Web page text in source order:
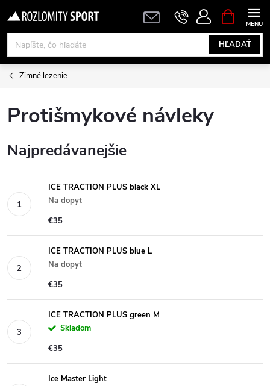
na
obsah
HĽADAŤ
KOŠÍK
Zimné lezenie
Protišmykové návleky
Najpredávanejšie
ICE TRACTION PLUS black XL
Na dopyt
€35
ICE TRACTION PLUS blue L
Na dopyt
€35
ICE TRACTION PLUS green M
Skladom
€35
Ice Master Light